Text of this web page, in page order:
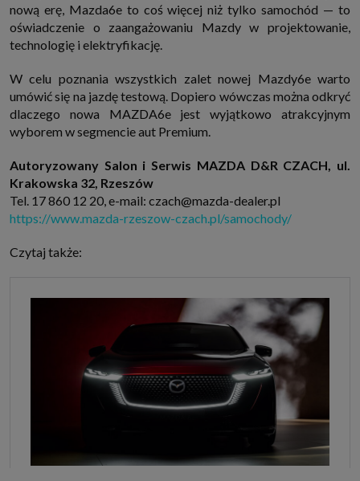
nową erę, Mazda6e to coś więcej niż tylko samochód — to
oświadczenie o zaangażowaniu Mazdy w projektowanie,
technologię i elektryfikację.
W celu poznania wszystkich zalet nowej Mazdy6e warto
umówić się na jazdę testową. Dopiero wówczas można odkryć
dlaczego nowa MAZDA6e jest wyjątkowo atrakcyjnym
wyborem w segmencie aut Premium.
Autoryzowany Salon i Serwis MAZDA D&R CZACH, ul.
Krakowska 32, Rzeszów
Tel. 17 860 12 20, e-mail: czach@mazda-dealer.pl
https://www.mazda-rzeszow-czach.pl/samochody/
Czytaj także: